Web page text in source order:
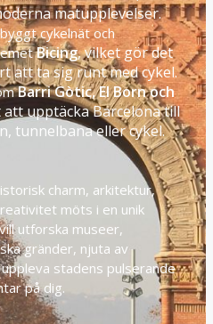
matupplevelser.
cykelnät och
Bicing, vilket gör det
att ta sig runt med cykel.
Barri Gòtic, El Born och
upptäcka Barcelona till
tunnelbana eller cykel.
charm, arkitektur,
möts i en unik
utforska museer,
gränder, njuta av
stadens pulserande
på dig.